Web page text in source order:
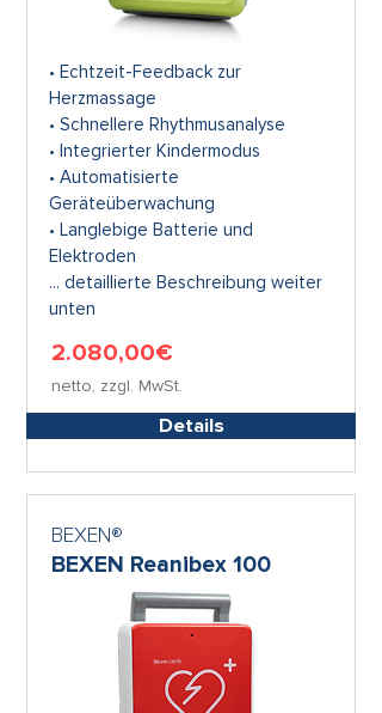
• Echtzeit-Feedback zur
Herzmassage
• Schnellere Rhythmusanalyse
• Integrierter Kindermodus
• Automatisierte
Geräteüberwachung
• Langlebige Batterie und
Elektroden
... detaillierte Beschreibung weiter
unten
2.080,00€
netto, zzgl. MwSt.
Details
BEXEN®
BEXEN Reanibex 100